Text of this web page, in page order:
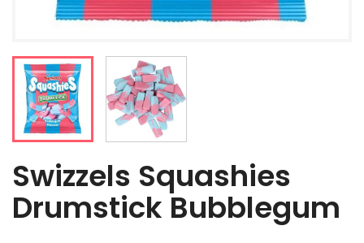
Swizzels Squashies
Drumstick Bubblegum